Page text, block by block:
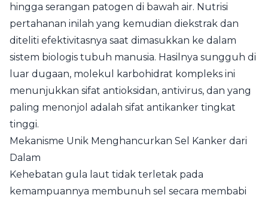
hingga serangan patogen di bawah air. Nutrisi
pertahanan inilah yang kemudian diekstrak dan
diteliti efektivitasnya saat dimasukkan ke dalam
sistem biologis tubuh manusia. Hasilnya sungguh di
luar dugaan, molekul karbohidrat kompleks ini
menunjukkan sifat antioksidan, antivirus, dan yang
paling menonjol adalah sifat antikanker tingkat
tinggi.
Mekanisme Unik Menghancurkan Sel Kanker dari
Dalam
Kehebatan gula laut tidak terletak pada
kemampuannya membunuh sel secara membabi